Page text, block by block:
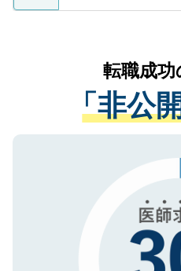
ているすべての個
は、個人情報の取
管理基準を満たし
る、プライバシー
で、機密保持に関
かがいして、現在
経験をまじえなが
させていただきま
ない方には、長期
ので、まずはご登
転職成
「非公